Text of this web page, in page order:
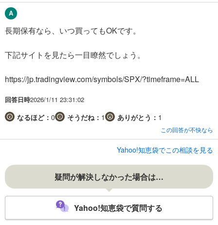
長期保有なら、いつ買ってもOKです。
下記サイトを見たら一目瞭然でしょう。
https://jp.tradingview.com/symbols/SPX/?timeframe=ALL
回答日時2026/1/11 23:31:02
なるほど： 0 そうだね： 1 ありがとう： 1
この回答が不快なら
Yahoo!知恵袋でこの相談を見る
疑問が解決しなかった場合は…
Yahoo!知恵袋で質問する